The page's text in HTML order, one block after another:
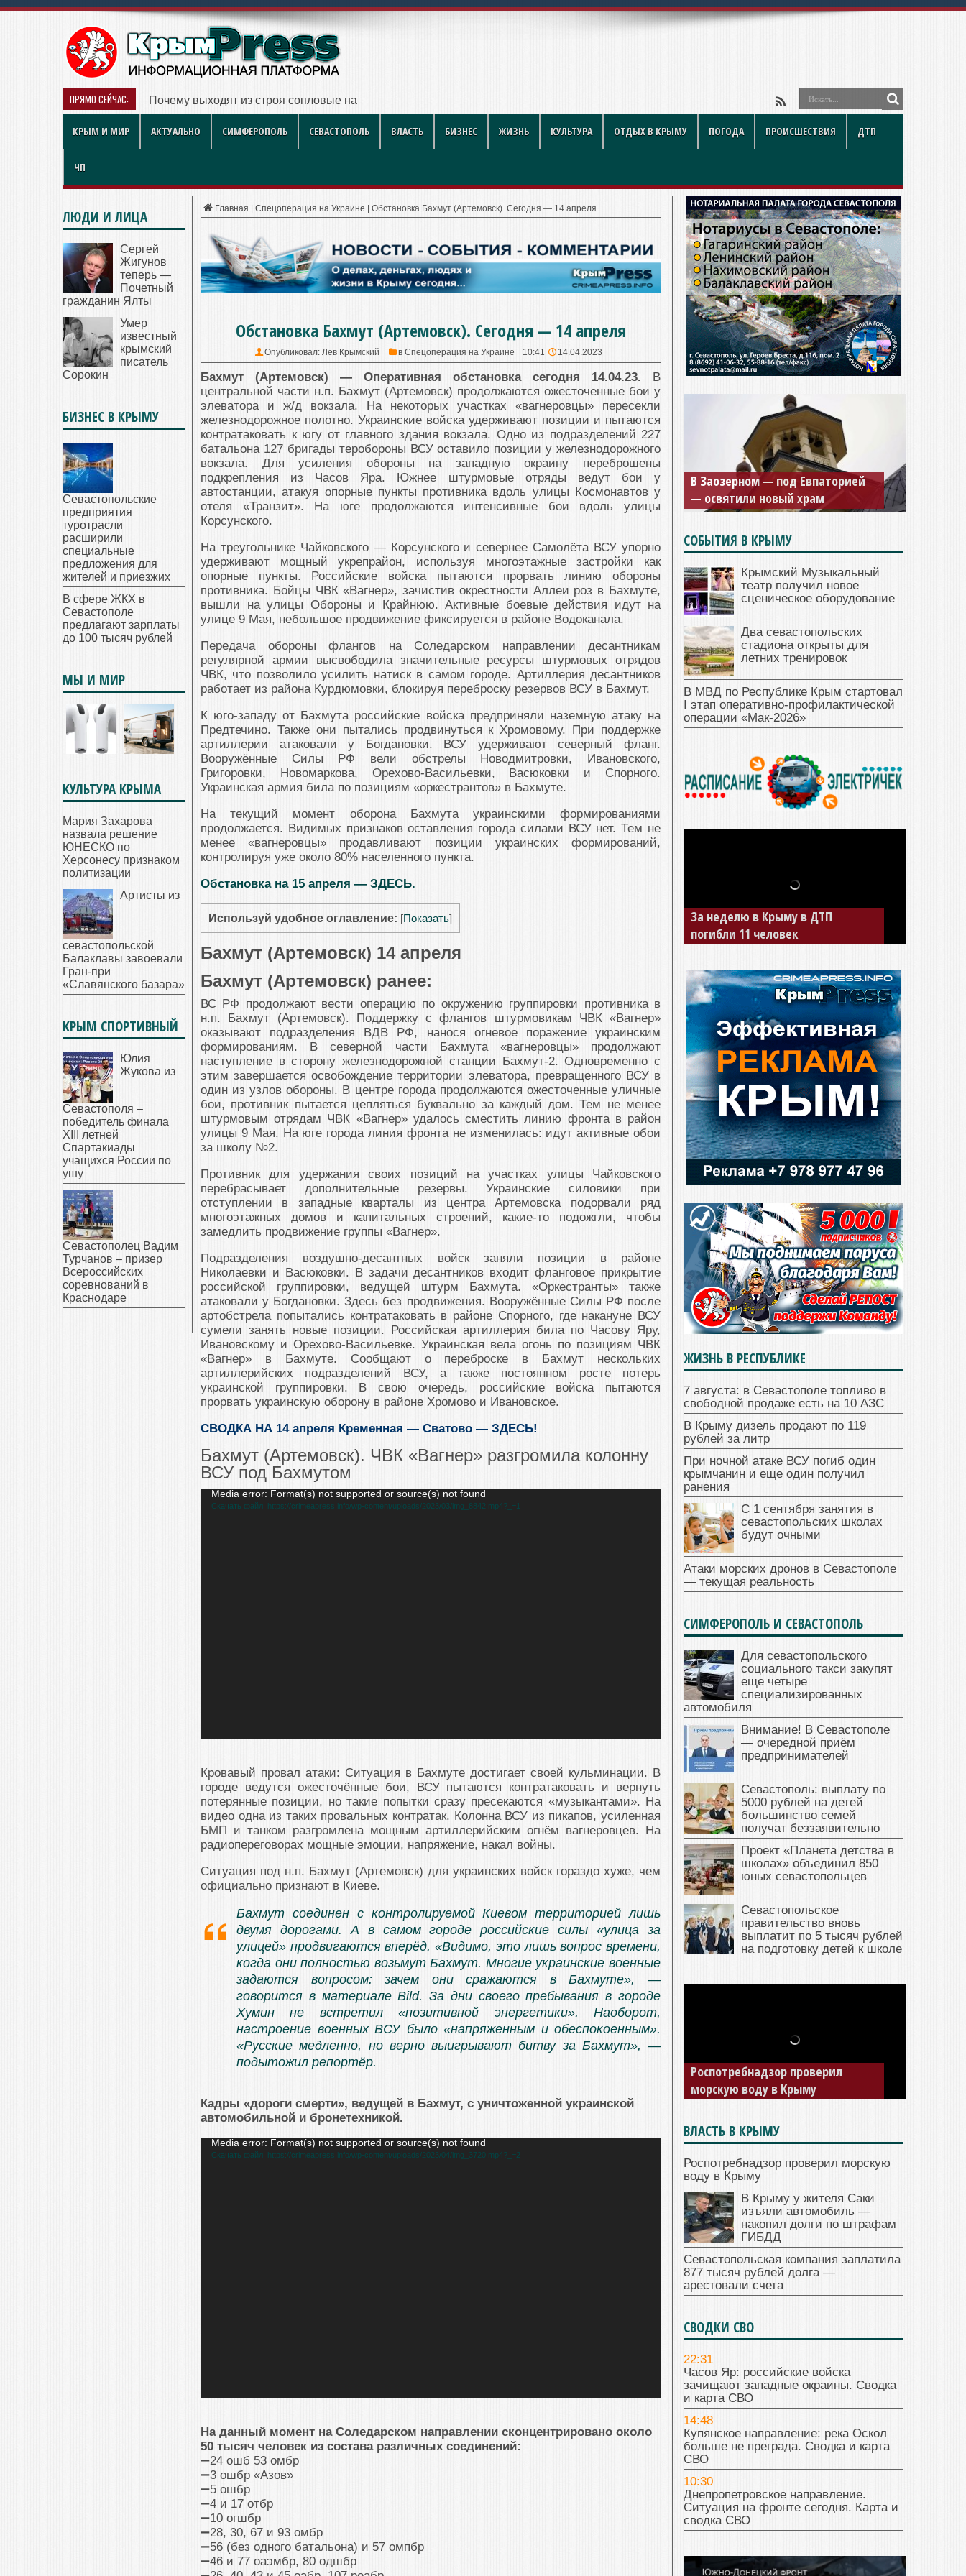
ПРЯМО СЕЙЧАС: Почему выходят из строя сопловые нагреватели и как увеличить их срок служ
КРЫМ И МИР АКТУАЛЬНО СИМФЕРОПОЛЬ СЕВАСТОПОЛЬ ВЛАСТЬ БИЗНЕС ЖИЗНЬ КУЛЬТУРА ОТДЫХ В КРЫМУ ПОГОДА ПРОИСШЕСТВИЯ ДТП
ЧП
Главная Спецоперация на Украине Обстановка Бахмут (Артемовск). Сегодня — 14 апреля
Обстановка Бахмут (Артемовск). Сегодня — 14 апреля
Опубликовал: Лев Крымский в Спецоперация на Украине 10:41 14.04.2023
Бахмут (Артемовск) — Оперативная обстановка сегодня 14.04.23.
В
центральной части н.п. Бахмут (Артемовск) продолжаются ожесточенные бои у
элеватора и ж/д вокзала. На некоторых участках «вагнеровцы» пересекли
железнодорожное полотно. Украинские войска удерживают позиции и пытаются
контратаковать к югу от главного здания вокзала. Одно из подразделений 227
батальона 127 бригады теробороны ВСУ оставило позиции у железнодорожного
вокзала. Для усиления обороны на западную окраину переброшены
подкрепления из Часов Яра. Южнее штурмовые отряды ведут бои у
автостанции, атакуя опорные пункты противника вдоль улицы Космонавтов у
отеля «Транзит». На юге продолжаются интенсивные бои вдоль улицы
Корсунского.
На треугольнике Чайковского — Корсунского и севернее Самолёта ВСУ упорно
удерживают мощный укрепрайон, используя многоэтажные застройки как
опорные пункты. Российские войска пытаются прорвать линию обороны
противника. Бойцы ЧВК «Вагнер», зачистив окрестности Аллеи роз в Бахмуте,
вышли на улицы Обороны и Крайнюю. Активные боевые действия идут на
улице 9 Мая, небольшое продвижение фиксируется в районе Водоканала.
Передача обороны флангов на Соледарском направлении десантникам
регулярной армии высвободила значительные ресурсы штурмовых отрядов
ЧВК, что позволило усилить натиск в самом городе. Артиллерия десантников
работает из района Курдюмовки, блокируя переброску резервов ВСУ в Бахмут.
К юго-западу от Бахмута российские войска предприняли наземную атаку на
Предтечино. Также они пытались продвинуться к Хромовому. При поддержке
артиллерии атаковали у Богдановки. ВСУ удерживают северный фланг.
Вооружённые Силы РФ вели обстрелы Новодмитровки, Ивановского,
Григоровки, Новомаркова, Орехово-Васильевки, Васюковки и Спорного.
Украинская армия била по позициям «оркестрантов» в Бахмуте.
На текущий момент оборона Бахмута украинскими формированиями
продолжается. Видимых признаков оставления города силами ВСУ нет. Тем не
менее «вагнеровцы» продавливают позиции украинских формирований,
контролируя уже около 80% населенного пункта.
Обстановка на 15 апреля — ЗДЕСЬ.
Используй удобное оглавление: [Показать]
Бахмут (Артемовск) 14 апреля
Бахмут (Артемовск) ранее:
ВС РФ продолжают вести операцию по окружению группировки противника в
н.п. Бахмут (Артемовск). Поддержку с флангов штурмовикам ЧВК «Вагнер»
оказывают подразделения ВДВ РФ, нанося огневое поражение украинским
формированиям. В северной части Бахмута «вагнеровцы» продолжают
наступление в сторону железнодорожной станции Бахмут-2. Одновременно с
этим завершается освобождение территории элеватора, превращенного ВСУ в
один из узлов обороны. В центре города продолжаются ожесточенные уличные
бои, противник пытается цепляться буквально за каждый дом. Тем не менее
штурмовым отрядам ЧВК «Вагнер» удалось сместить линию фронта в район
улицы 9 Мая. На юге города линия фронта не изменилась: идут активные обои
за школу №2.
Противник для удержания своих позиций на участках улицы Чайковского
перебрасывает дополнительные резервы. Украинские силовики при
отступлении в западные кварталы из центра Артемовска подорвали ряд
многоэтажных домов и капитальных строений, какие-то подожгли, чтобы
замедлить продвижение группы «Вагнер».
Подразделения воздушно-десантных войск заняли позиции в районе
Николаевки и Васюковки. В задачи десантников входит фланговое прикрытие
российской группировки, ведущей штурм Бахмута. «Оркестранты» также
атаковали у Богдановки. Здесь без продвижения. Вооружённые Силы РФ после
артобстрела попытались контратаковать в районе Спорного, где накануне ВСУ
сумели занять новые позиции. Российская артиллерия била по Часову Яру,
Ивановскому и Орехово-Васильевке. Украинская вела огонь по позициям ЧВК
«Вагнер» в Бахмуте. Сообщают о переброске в Бахмут нескольких
артиллерийских подразделений ВСУ, а также постоянном росте потерь
украинской группировки. В свою очередь, российские войска пытаются
прорвать украинскую оборону в районе Хромово и Ивановское.
СВОДКА НА 14 апреля Кременная — Сватово — ЗДЕСЬ!
Бахмут (Артемовск). ЧВК «Вагнер» разгромила колонну
ВСУ под Бахмутом
Видеоплеер
Media error: Format(s) not supported or source(s) not found
Скачать файл: https://crimeapress.info/wp-content/uploads/2023/03/img_8842.mp4?_=1
Кровавый провал атаки: Ситуация в Бахмуте достигает своей кульминации. В
городе ведутся ожесточённые бои, ВСУ пытаются контратаковать и вернуть
потерянные позиции, но такие попытки сразу пресекаются «музыкантами». На
видео одна из таких провальных контратак. Колонна ВСУ из пикапов, усиленная
БМП и танком разгромлена мощным артиллерийским огнём вагнеровцев. На
радиопереговорах мощные эмоции, напряжение, накал войны.
Ситуация под н.п. Бахмут (Артемовск) для украинских войск гораздо хуже, чем
официально признают в Киеве.
Бахмут соединен с контролируемой Киевом территорией лишь
двумя дорогами. А в самом городе российские силы «улица за
улицей» продвигаются вперёд. «Видимо, это лишь вопрос времени,
когда они полностью возьмут Бахмут. Многие украинские военные
задаются вопросом: зачем они сражаются в Бахмуте», —
говорится в материале Bild. За дни своего пребывания в городе
Хумин не встретил «позитивной энергетики». Наоборот,
настроение военных ВСУ было «напряженным и обеспокоенным».
«Русские медленно, но верно выигрывают битву за Бахмут», —
подытожил репортёр.
Кадры «дороги смерти», ведущей в Бахмут, с уничтоженной украинской
автомобильной и бронетехникой.
Видеоплеер
Media error: Format(s) not supported or source(s) not found
Скачать файл: https://crimeapress.info/wp-content/uploads/2023/04/img_3720.mp4?_=2
На данный момент на Соледарском направлении сконцентрировано около
50 тысяч человек из состава различных соединений:
➖24 ошб 53 омбр
➖3 ошбр «Азов»
➖5 ошбр
➖4 и 17 отбр
➖10 огшбр
➖28, 30, 67 и 93 омбр
➖56 (без одного батальона) и 57 омпбр
➖46 и 77 оаэмбр, 80 одшбр
ЛЮДИ И ЛИЦА
Сергей
Жигунов
теперь —
Почетный
гражданин Ялты
Умер
известный
крымский
писатель
Сорокин
БИЗНЕС В КРЫМУ
Севастопольские
предприятия
туротрасли
расширили
специальные
предложения для
жителей и приезжих
В сфере ЖКХ в
Севастополе
предлагают зарплаты
до 100 тысяч рублей
МЫ И МИР
КУЛЬТУРА КРЫМА
Мария Захарова
назвала решение
ЮНЕСКО по
Херсонесу признаком
политизации
Артисты из
севастопольской
Балаклавы завоевали
Гран-при
«Славянского базара»
КРЫМ СПОРТИВНЫЙ
Юлия
Жукова из
Севастополя –
победитель финала
XIII летней
Спартакиады
учащихся России по
ушу
Севастополец Вадим
Турчанов – призер
Всероссийских
соревнований в
Краснодаре
В Заозерном — под Евпаторией
— освятили новый храм
Мужской монастырь Косьмы и
Дамиана в Крыму вновь открыт
для посещения
СОБЫТИЯ В КРЫМУ
Крымский Музыкальный
театр получил новое
сценическое оборудование
Два севастопольских
стадиона открыты для
летних тренировок
В МВД по Республике Крым стартовал
I этап оперативно‑профилактической
операции «Мак‑2026»
За неделю в Крыму в ДТП
погибли 11 человек
В Джанкое водитель ВАЗа сбил
двух детей на «зебре»
ЖИЗНЬ В РЕСПУБЛИКЕ
7 августа: в Севастополе топливо в
свободной продаже есть на 10 АЗС
В Крыму дизель продают по 119
рублей за литр
При ночной атаке ВСУ погиб один
крымчанин и еще один получил
ранения
С 1 сентября занятия в
севастопольских школах
будут очными
Атаки морских дронов в Севастополе
— текущая реальность
СИМФЕРОПОЛЬ И СЕВАСТОПОЛЬ
Для севастопольского
социального такси закупят
еще четыре
специализированных
автомобиля
Внимание! В Севастополе
— очередной приём
предпринимателей
Севастополь: выплату по
5000 рублей на детей
большинство семей
получат беззаявительно
Проект «Планета детства в
школах» объединил 850
юных севастопольцев
Севастопольское
правительство вновь
выплатит по 5 тысяч рублей
на подготовку детей к школе
Роспотребнадзор проверил
морскую воду в Крыму
автомобиль — накопил долги по
штрафам ГИБДД
ВЛАСТЬ В КРЫМУ
Роспотребнадзор проверил морскую
воду в Крыму
В Крыму у жителя Саки
изъяли автомобиль —
накопил долги по штрафам
ГИБДД
Севастопольская компания заплатила
877 тысяч рублей долга —
арестовали счета
СВОДКИ СВО
22:31
Часов Яр: российские войска
зачищают западные окраины. Сводка
и карта СВО
14:48
Купянское направление: река Оскол
больше не преграда. Сводка и карта
СВО
10:30
Днепропетровское направление.
Ситуация на фронте сегодня. Карта и
сводка СВО